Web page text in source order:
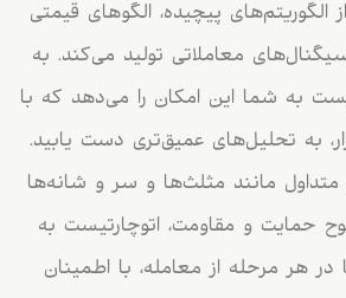
الگوریتم‌های پیچیده، الگوهای قیمتی
معاملاتی تولید می‌کند. به
به شما این امکان را می‌دهد که با
به تحلیل‌های عمیق‌تری دست یابید.
متداول مانند مثلث‌ها و سر و شانه‌ها
حمایت و مقاومت، اتوچارتیست به
هر مرحله از معامله، با اطمینان